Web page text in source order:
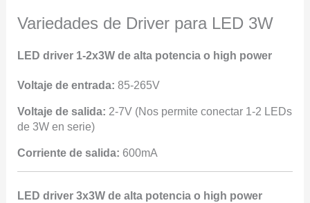
Variedades de Driver para LED 3W
LED driver 1-2x3W de alta potencia o high power
Voltaje de entrada: 85-265V
Voltaje de salida: 2-7V (Nos permite conectar 1-2 LEDs
de 3W en serie)
Corriente de salida: 600mA
LED driver 3x3W de alta potencia o high power